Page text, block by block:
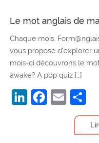
Le mot anglais de
Chaque mois,
vous propose d’explorer
mois-ci découvrons le
awake? A pop quiz […]
LinkedIn
Email